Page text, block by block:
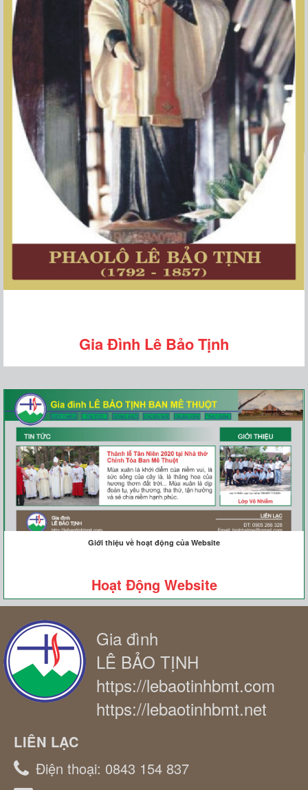
Gia Đình Lê Bảo Tịnh
Giới thiệu về hoạt động của Website
Hoạt Động Website
Gia đình
LÊ BẢO TỊNH
https://lebaotinhbmt.com
https://lebaotinhbmt.net
LIÊN LẠC
Điện thoại: 0843 154 837